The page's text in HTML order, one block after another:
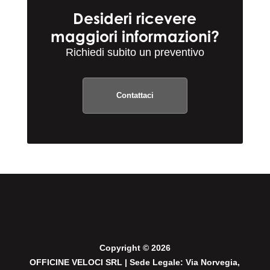
Desideri ricevere
maggiori informazioni?
Richiedi subito un preventivo
Contattaci
Copyright © 2026
OFFICINE VELOCI SRL | Sede Legale: Via Norvegia,